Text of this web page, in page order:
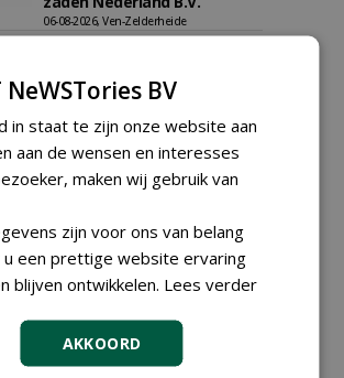
06-08-2026, Ven-Zelderheide
06-08-2026, Ven-Zelderheide
Allround
magazijnmedewerker
(fulltime) bij DSV zaden
Nederland B.V.
Groeiplaats specialist bij
Boomtotaalzorg32-40 uur
30-07-2026, Schalkwijk
Boominspecteur bij
Boomtotaalzorg24-40 uur
NeWSTories BV
in staat te zijn onze website aan
aan de wensen en interesses
maken wij gebruik van
zijn voor ons van belang
u een prettige website ervaring
blijven ontwikkelen. Lees verder
AKKOORD